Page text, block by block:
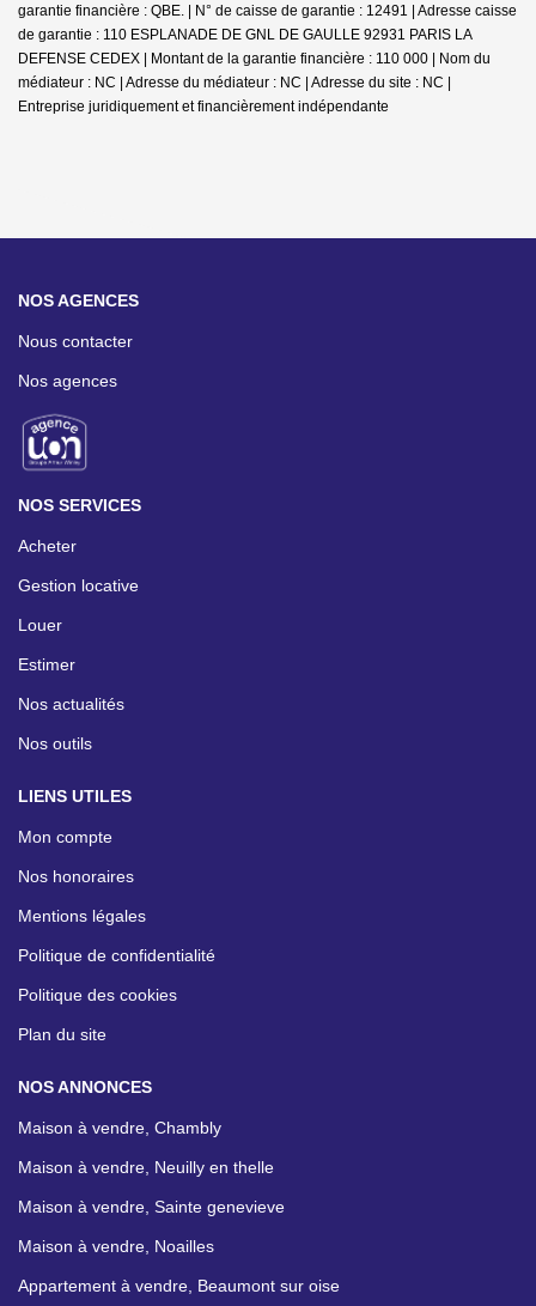
garantie financière : QBE. | N° de caisse de garantie : 12491 | Adresse caisse
de garantie : 110 ESPLANADE DE GNL DE GAULLE 92931 PARIS LA
DEFENSE CEDEX | Montant de la garantie financière : 110 000 | Nom du
médiateur : NC | Adresse du médiateur : NC | Adresse du site : NC |
Entreprise juridiquement et financièrement indépendante
NOS AGENCES
Nous contacter
Nos agences
NOS SERVICES
Acheter
Gestion locative
Louer
Estimer
Nos actualités
Nos outils
LIENS UTILES
Mon compte
Nos honoraires
Mentions légales
Politique de confidentialité
Politique des cookies
Plan du site
NOS ANNONCES
Maison à vendre, Chambly
Maison à vendre, Neuilly en thelle
Maison à vendre, Sainte genevieve
Maison à vendre, Noailles
Appartement à vendre, Beaumont sur oise